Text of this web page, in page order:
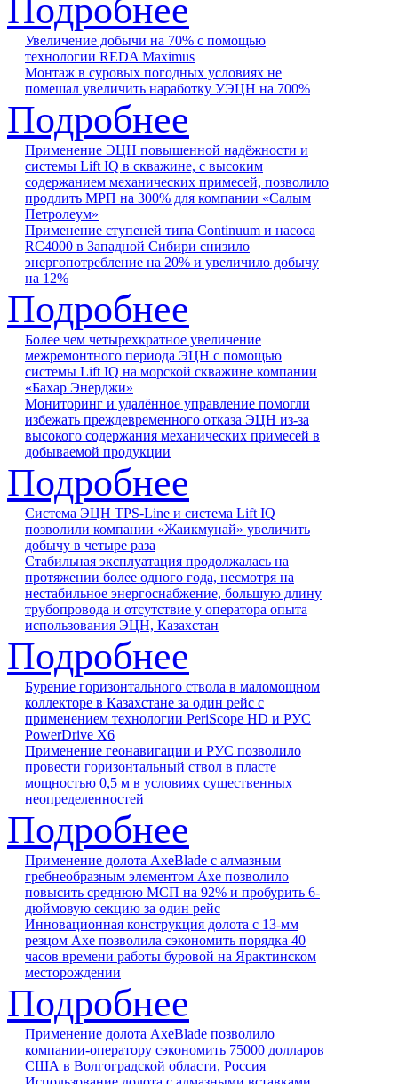
Подробнее
Увеличение добычи на 70% с помощью
технологии REDA Maximus
Монтаж в суровых погодных условиях не
помешал увеличить наработку УЭЦН на 700%
Подробнее
Применение ЭЦН повышенной надёжности и
системы Lift IQ в скважине, с высоким
содержанием механических примесей, позволило
продлить МРП на 300% для компании «Салым
Петролеум»
Применение ступеней типа Continuum и насоса
RC4000 в Западной Сибири снизило
энергопотребление на 20% и увеличило добычу
на 12%
Подробнее
Более чем четырехкратное увеличение
межремонтного периода ЭЦН с помощью
системы Lift IQ на морской скважине компании
«Бахар Энерджи»
Мониторинг и удалённое управление помогли
избежать преждевременного отказа ЭЦН из-за
высокого содержания механических примесей в
добываемой продукции
Подробнее
Система ЭЦН TPS-Line и система Lift IQ
позволили компании «Жаикмунай» увеличить
добычу в четыре раза
Стабильная эксплуатация продолжалась на
протяжении более одного года, несмотря на
нестабильное энергоснабжение, большую длину
трубопровода и отсутствие у оператора опыта
использования ЭЦН, Казахстан
Подробнее
Бурение горизонтального ствола в маломощном
коллекторе в Казахстане за один рейс с
применением технологии PeriScope HD и РУС
PowerDrive X6
Применение геонавигации и РУС позволило
провести горизонтальный ствол в пласте
мощностью 0,5 м в условиях существенных
неопределенностей
Подробнее
Применение долота AxeBlade с алмазным
гребнеобразным элементом Axe позволило
повысить среднюю МСП на 92% и пробурить 6-
дюймовую секцию за один рейс
Инновационная конструкция долота с 13-мм
резцом Axe позволила сэкономить порядка 40
часов времени работы буровой на Ярактинском
месторождении
Подробнее
Применение долота AxeBlade позволило
компании-оператору сэкономить 75000 долларов
США в Волгоградской области, Россия